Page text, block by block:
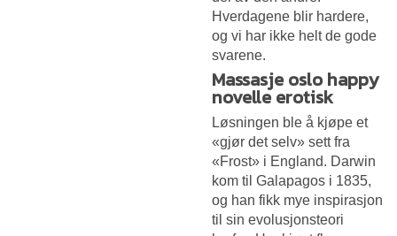
Hverdagene blir hardere,
og vi har ikke helt de gode
svarene.
Massasje oslo happy
novelle erotisk
Løsningen ble å kjøpe et
«gjør det selv» sett fra
«Frost» i England. Darwin
kom til Galapagos i 1835,
og han fikk mye inspirasjon
til sin evolusjonsteori